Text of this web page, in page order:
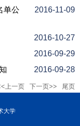
单公
2016-11-09
2016-10-27
2016-09-29
2016-09-28
上一页 下一页>> 尾页
大学